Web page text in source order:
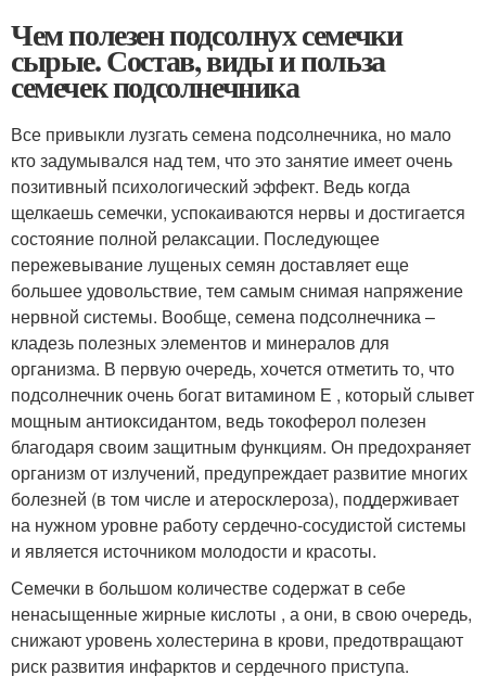
Чем полезен подсолнух семечки
сырые. Состав, виды и польза
семечек подсолнечника
Все привыкли лузгать семена подсолнечника, но мало
кто задумывался над тем, что это занятие имеет очень
позитивный психологический эффект. Ведь когда
щелкаешь семечки, успокаиваются нервы и достигается
состояние полной релаксации. Последующее
пережевывание лущеных семян доставляет еще
большее удовольствие, тем самым снимая напряжение
нервной системы. Вообще, семена подсолнечника –
кладезь полезных элементов и минералов для
организма. В первую очередь, хочется отметить то, что
подсолнечник очень богат витамином Е , который слывет
мощным антиоксидантом, ведь токоферол полезен
благодаря своим защитным функциям. Он предохраняет
организм от излучений, предупреждает развитие многих
болезней (в том числе и атеросклероза), поддерживает
на нужном уровне работу сердечно-сосудистой системы
и является источником молодости и красоты.
Семечки в большом количестве содержат в себе
ненасыщенные жирные кислоты , а они, в свою очередь,
снижают уровень холестерина в крови, предотвращают
риск развития инфарктов и сердечного приступа.